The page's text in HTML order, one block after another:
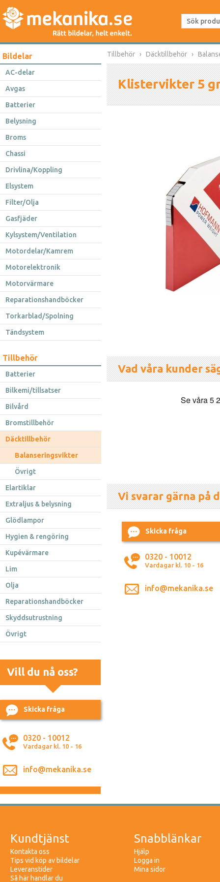
Bildelar
AC-delar
Avgas
Batterier
Belysning
Broms
Chassi
Drivlina/Koppling
Elsystem
Filter/Olja
Gasfjäder
Kylsystem/Ventilation
Motordelar/Kamrem
Motorelektronik
Motorvärmare
Reparationshandböcker
Torkarblad/Spolning
Tändsystem
Tillbehör
Batterier
Bilkemi/tillsatser
Bilvård
Bromstillbehör
Däcktillbehör
Balanseringsvikter
Övrigt
Elartiklar
Extraljus & belysning
Glödlampor
Hygien & rengöring
Kupévärmare
Lim
Olja
Reparationshandböcker
Skyddsutrustning
Övrigt
Vill du nå oss?
Skicka fråga
0320 - 10012
Vardagar kl. 10 - 16
info@mekanika.se
Tillbehör Däcktillbehör
Klistervikter 5
Vad våra kunder
Vi svarar gärna på
Skicka fråga
0320 - 10012
Vardagar kl. 10 - 16
info@mekanika.se
Kundtjänst
Kontakta oss
Tips vid köp av bildelar
Leveranstider
Så här handlar du
Snabblänkar
Hjälp
Logga in
Mina sidor